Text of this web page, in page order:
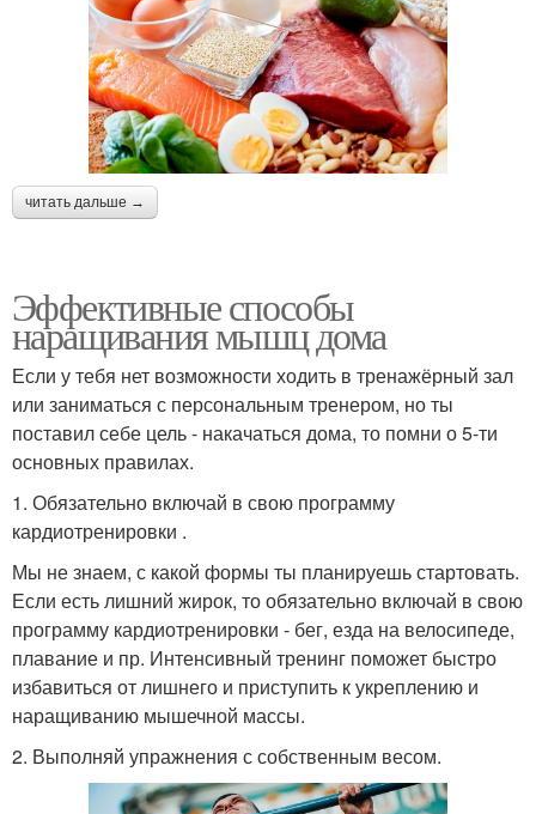
читать дальше →
Эффективные способы
наращивания мышц дома
Если у тебя нет возможности ходить в тренажёрный зал
или заниматься с персональным тренером, но ты
поставил себе цель - накачаться дома, то помни о 5-ти
основных правилах.
1. Обязательно включай в свою программу
кардиотренировки .
Мы не знаем, с какой формы ты планируешь стартовать.
Если есть лишний жирок, то обязательно включай в свою
программу кардиотренировки - бег, езда на велосипеде,
плавание и пр. Интенсивный тренинг поможет быстро
избавиться от лишнего и приступить к укреплению и
наращиванию мышечной массы.
2. Выполняй упражнения с собственным весом.